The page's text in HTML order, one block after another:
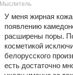
Мыслитель
У меня жирная
появлению
расширены поры.
косметикой
белорусского
есть достаточно